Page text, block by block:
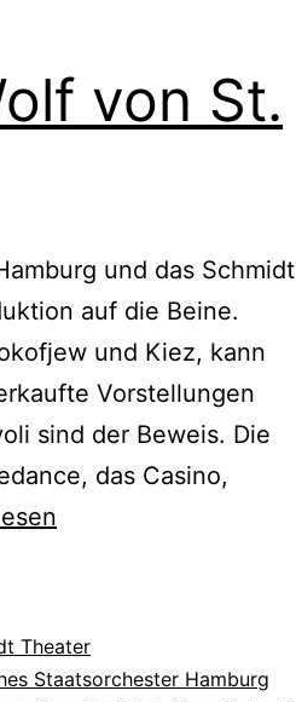
von St.
und das Schmidt
auf die Beine.
und Kiez, kann
Vorstellungen
sind der Beweis. Die
das Casino,
Theater
Staatsorchester Hamburg